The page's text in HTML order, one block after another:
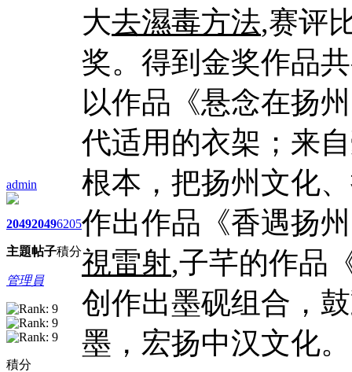
admin
2049
主題
2049
帖子
6205
積分
管理員
積分
大去濕毒方法,赛评
奖。得到金奖作品
以作品《悬念在扬
代适用的衣架；来
根本，把扬州文化
作出作品《香遇扬
視雷射,子芊的作品
创作出墨砚组合，
墨，宏扬中汉文化。